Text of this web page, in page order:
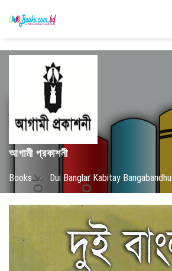
আগামী প্রকাশনী
Books / Dui Banglar Kabitay Bangabandhu